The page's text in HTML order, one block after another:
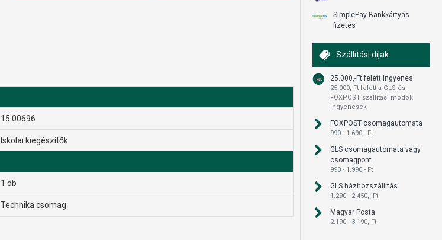
15.00696
Iskolai kiegészítők
1 db
Technika csomag
SimplePay Bankkártyás
fizetés
Szállítási díjak
25.000,-Ft felett ingyenes
25.000,-Ft felett a GLS és
FOXPOST szállítási módok
ingyenesek
FOXPOST csomagautomata
990 - 1.690,- Ft
GLS csomagautomata vagy
csomagpont
990 - 1.990,- Ft
GLS házhozszállítás
1.290 - 2.450,- Ft
Magyar Posta
2.190 - 3.190,-Ft